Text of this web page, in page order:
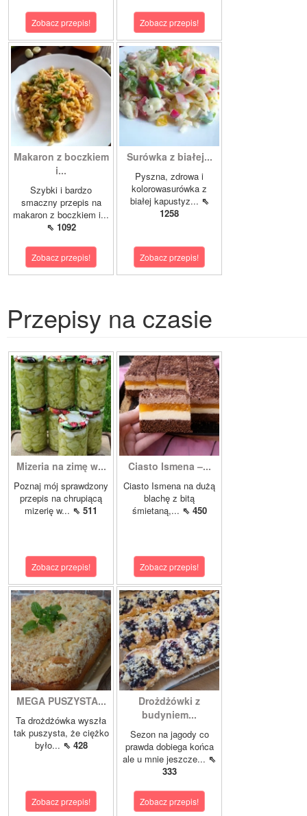
Zobacz przepis! Zobacz przepis!
Makaron z boczkiem
i...
Szybki i bardzo
smaczny przepis na
makaron z boczkiem i...
⇖ 1092
Zobacz przepis!
Surówka z białej...
Pyszna, zdrowa i
kolorowasurówka z
białej kapustyz... ⇖
1258
Zobacz przepis!
Przepisy na czasie
Mizeria na zimę w...
Poznaj mój sprawdzony
przepis na chrupiącą
mizerię w... ⇖ 511
Zobacz przepis!
Ciasto Ismena –...
Ciasto Ismena na dużą
blachę z bitą
śmietaną,... ⇖ 450
Zobacz przepis!
MEGA PUSZYSTA...
Ta drożdżówka wyszła
tak puszysta, że ciężko
było... ⇖ 428
Zobacz przepis!
Drożdżówki z
budyniem...
Sezon na jagody co
prawda dobiega końca
ale u mnie jeszcze... ⇖
333
Zobacz przepis!